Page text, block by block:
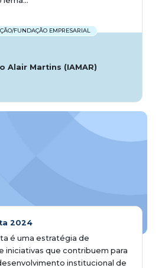
FUNDAÇÃO EMPRESARIAL
Alair Martins (IAMAR)
2024
é uma estratégia de
iniciativas que contribuem para
institucional de